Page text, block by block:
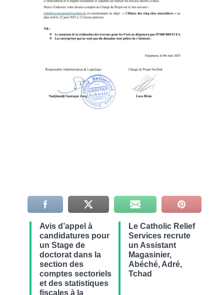
Avis d’appel à
candidatures pour
un Stage de
doctorat dans la
section des
comptes sectoriels
et des statistiques
fiscales à la
Le Catholic Relief
Services recrute
un Assistant
Magasinier,
Abéché, Adré,
Tchad